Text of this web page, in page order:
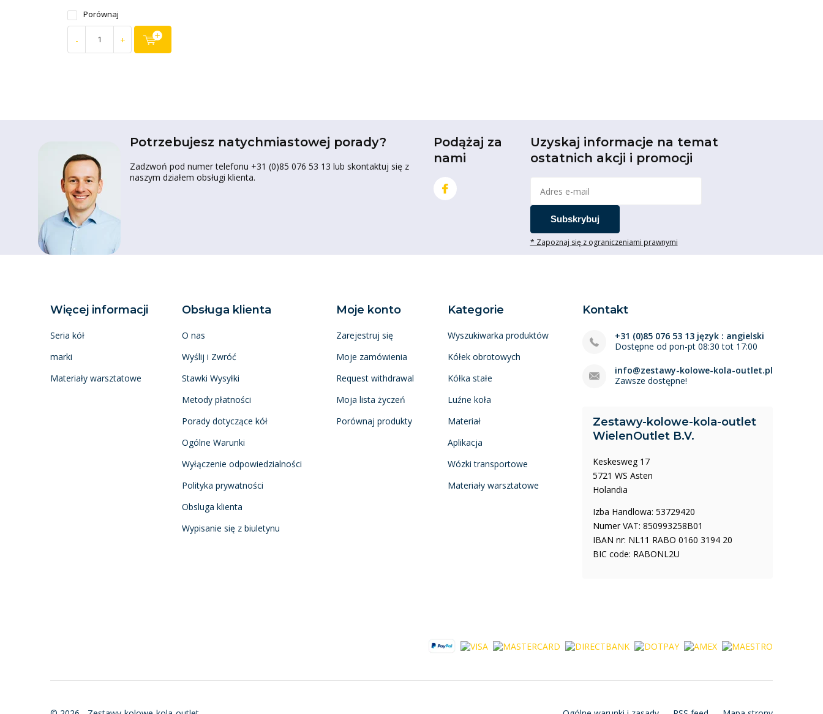
Porównaj
- +
Potrzebujesz natychmiastowej porady?
Zadzwoń pod numer telefonu +31 (0)85 076 53 13 lub skontaktuj się z
naszym działem obsługi klienta.
Podążaj za
nami
Uzyskaj informacje na temat
ostatnich akcji i promocji
Subskrybuj
* Zapoznaj się z ograniczeniami prawnymi
Więcej informacji
Seria kół
marki
Materiały warsztatowe
Obsługa klienta
O nas
Wyślij i Zwróć
Stawki Wysyłki
Metody płatności
Porady dotyczące kół
Ogólne Warunki
Wyłączenie odpowiedzialności
Polityka prywatności
Obsluga klienta
Wypisanie się z biuletynu
Moje konto
Zarejestruj się
Moje zamówienia
Request withdrawal
Moja lista życzeń
Porównaj produkty
Kategorie
Wyszukiwarka produktów
Kółek obrotowych
Kółka stałe
Luźne koła
Materiał
Aplikacja
Wózki transportowe
Materiały warsztatowe
Kontakt
+31 (0)85 076 53 13 język : angielski
Dostępne od pon-pt 08:30 tot 17:00
info@zestawy-kolowe-kola-outlet.pl
Zawsze dostępne!
Zestawy-kolowe-kola-outlet
WielenOutlet B.V.
Keskesweg 17
5721 WS Asten
Holandia
Izba Handlowa: 53729420
Numer VAT: 850993258B01
IBAN nr: NL11 RABO 0160 3194 20
BIC code: RABONL2U